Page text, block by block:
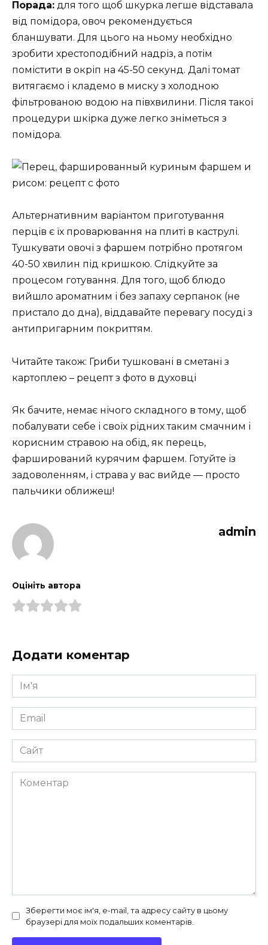
Порада: для того щоб шкурка легше відставала
від помідора, овоч рекомендується
бланшувати. Для цього на ньому необхідно
зробити хрестоподібний надріз, а потім
помістити в окріп на 45-50 секунд. Далі томат
витягаємо і кладемо в миску з холодною
фільтрованою водою на півхвилини. Після такої
процедури шкірка дуже легко зніметься з
помідора.
Альтернативним варіантом приготування
перців є їх проварювання на плиті в каструлі.
Тушкувати овочі з фаршем потрібно протягом
40-50 хвилин під кришкою. Слідкуйте за
процесом готування. Для того, щоб блюдо
вийшло ароматним і без запаху серпанок (не
пристало до дна), віддавайте перевагу посуді з
антипригарним покриттям.
Читайте також: Гриби тушковані в сметані з
картоплею – рецепт з фото в духовці
Як бачите, немає нічого складного в тому, щоб
побалувати себе і своїх рідних таким смачним і
корисним стравою на обід, як перець,
фарширований курячим фаршем. Готуйте із
задоволенням, і страва у вас вийде — просто
пальчики оближеш!
admin
Оцініть автора
Додати коментар
Ім'я
*
Email
*
Сайт
Коментар
Зберегти моє ім'я, e-mail, та адресу сайту в цьому
браузері для моїх подальших коментарів.